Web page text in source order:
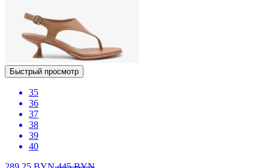
Быстрый просмотр
35
36
37
38
39
40